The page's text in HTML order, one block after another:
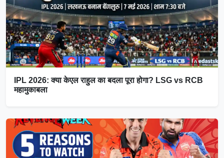
IPL 2026: क्या केएल राहुल का बदला पूरा होगा? LSG vs RCB
महामुकाबला